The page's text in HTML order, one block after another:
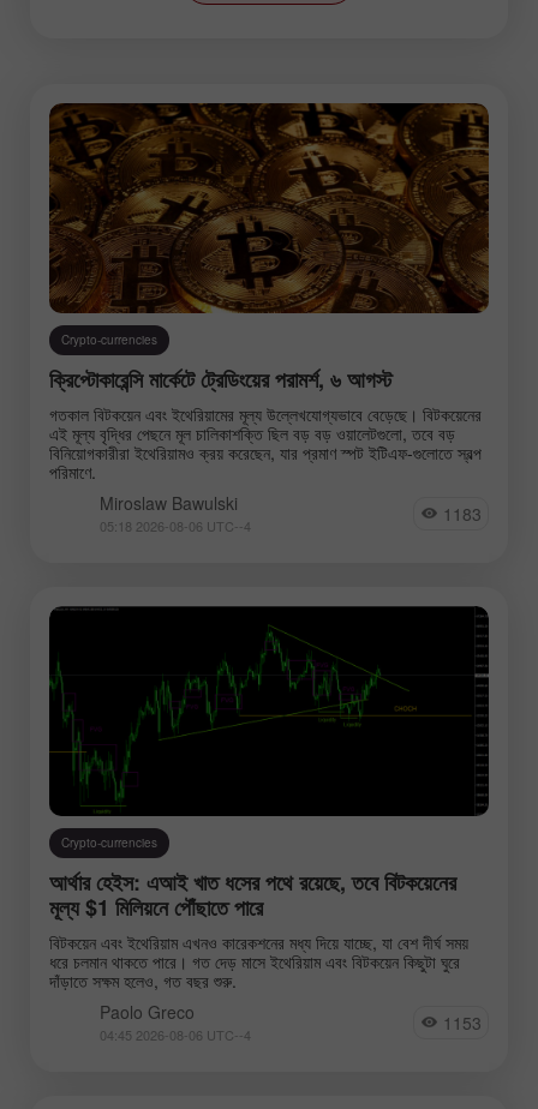
Trading plan
Trend line
Wave analysis
Instruments:
EURUSD
USDCHF
USDCAD
USDJPY
AUDUSD
GBPJPY
EURGBP
EURJPY
EURNZD
Analysts:
Go to the list of analysts
Bawulski Miroslaw Greco Paolo
Crypto-currencies
ক্রিপ্টোকারেন্সি মার্কেটে ট্রেডিংয়ের পরামর্শ, ৬ আগস্ট
গতকাল বিটকয়েন এবং ইথেরিয়ামের মূল্য উল্লেখযোগ্যভাবে বেড়েছে। বিটকয়েনের
এই মূল্য বৃদ্ধির পেছনে মূল চালিকাশক্তি ছিল বড় বড় ওয়ালেটগুলো, তবে বড়
বিনিয়োগকারীরা ইথেরিয়ামও ক্রয় করেছেন, যার প্রমাণ স্পট ইটিএফ-গুলোতে স্বল্প
পরিমাণে.
Miroslaw Bawulski
05:18 2026-08-06 UTC--4 1183
Crypto-currencies
আর্থার হেইস: এআই খাত ধসের পথে রয়েছে, তবে বিটকয়েনের
মূল্য $1 মিলিয়নে পৌঁছাতে পারে
বিটকয়েন এবং ইথেরিয়াম এখনও কারেকশনের মধ্য দিয়ে যাচ্ছে, যা বেশ দীর্ঘ সময়
ধরে চলমান থাকতে পারে। গত দেড় মাসে ইথেরিয়াম এবং বিটকয়েন কিছুটা ঘুরে
দাঁড়াতে সক্ষম হলেও, গত বছর শুরু.
Paolo Greco
04:45 2026-08-06 UTC--4 1153